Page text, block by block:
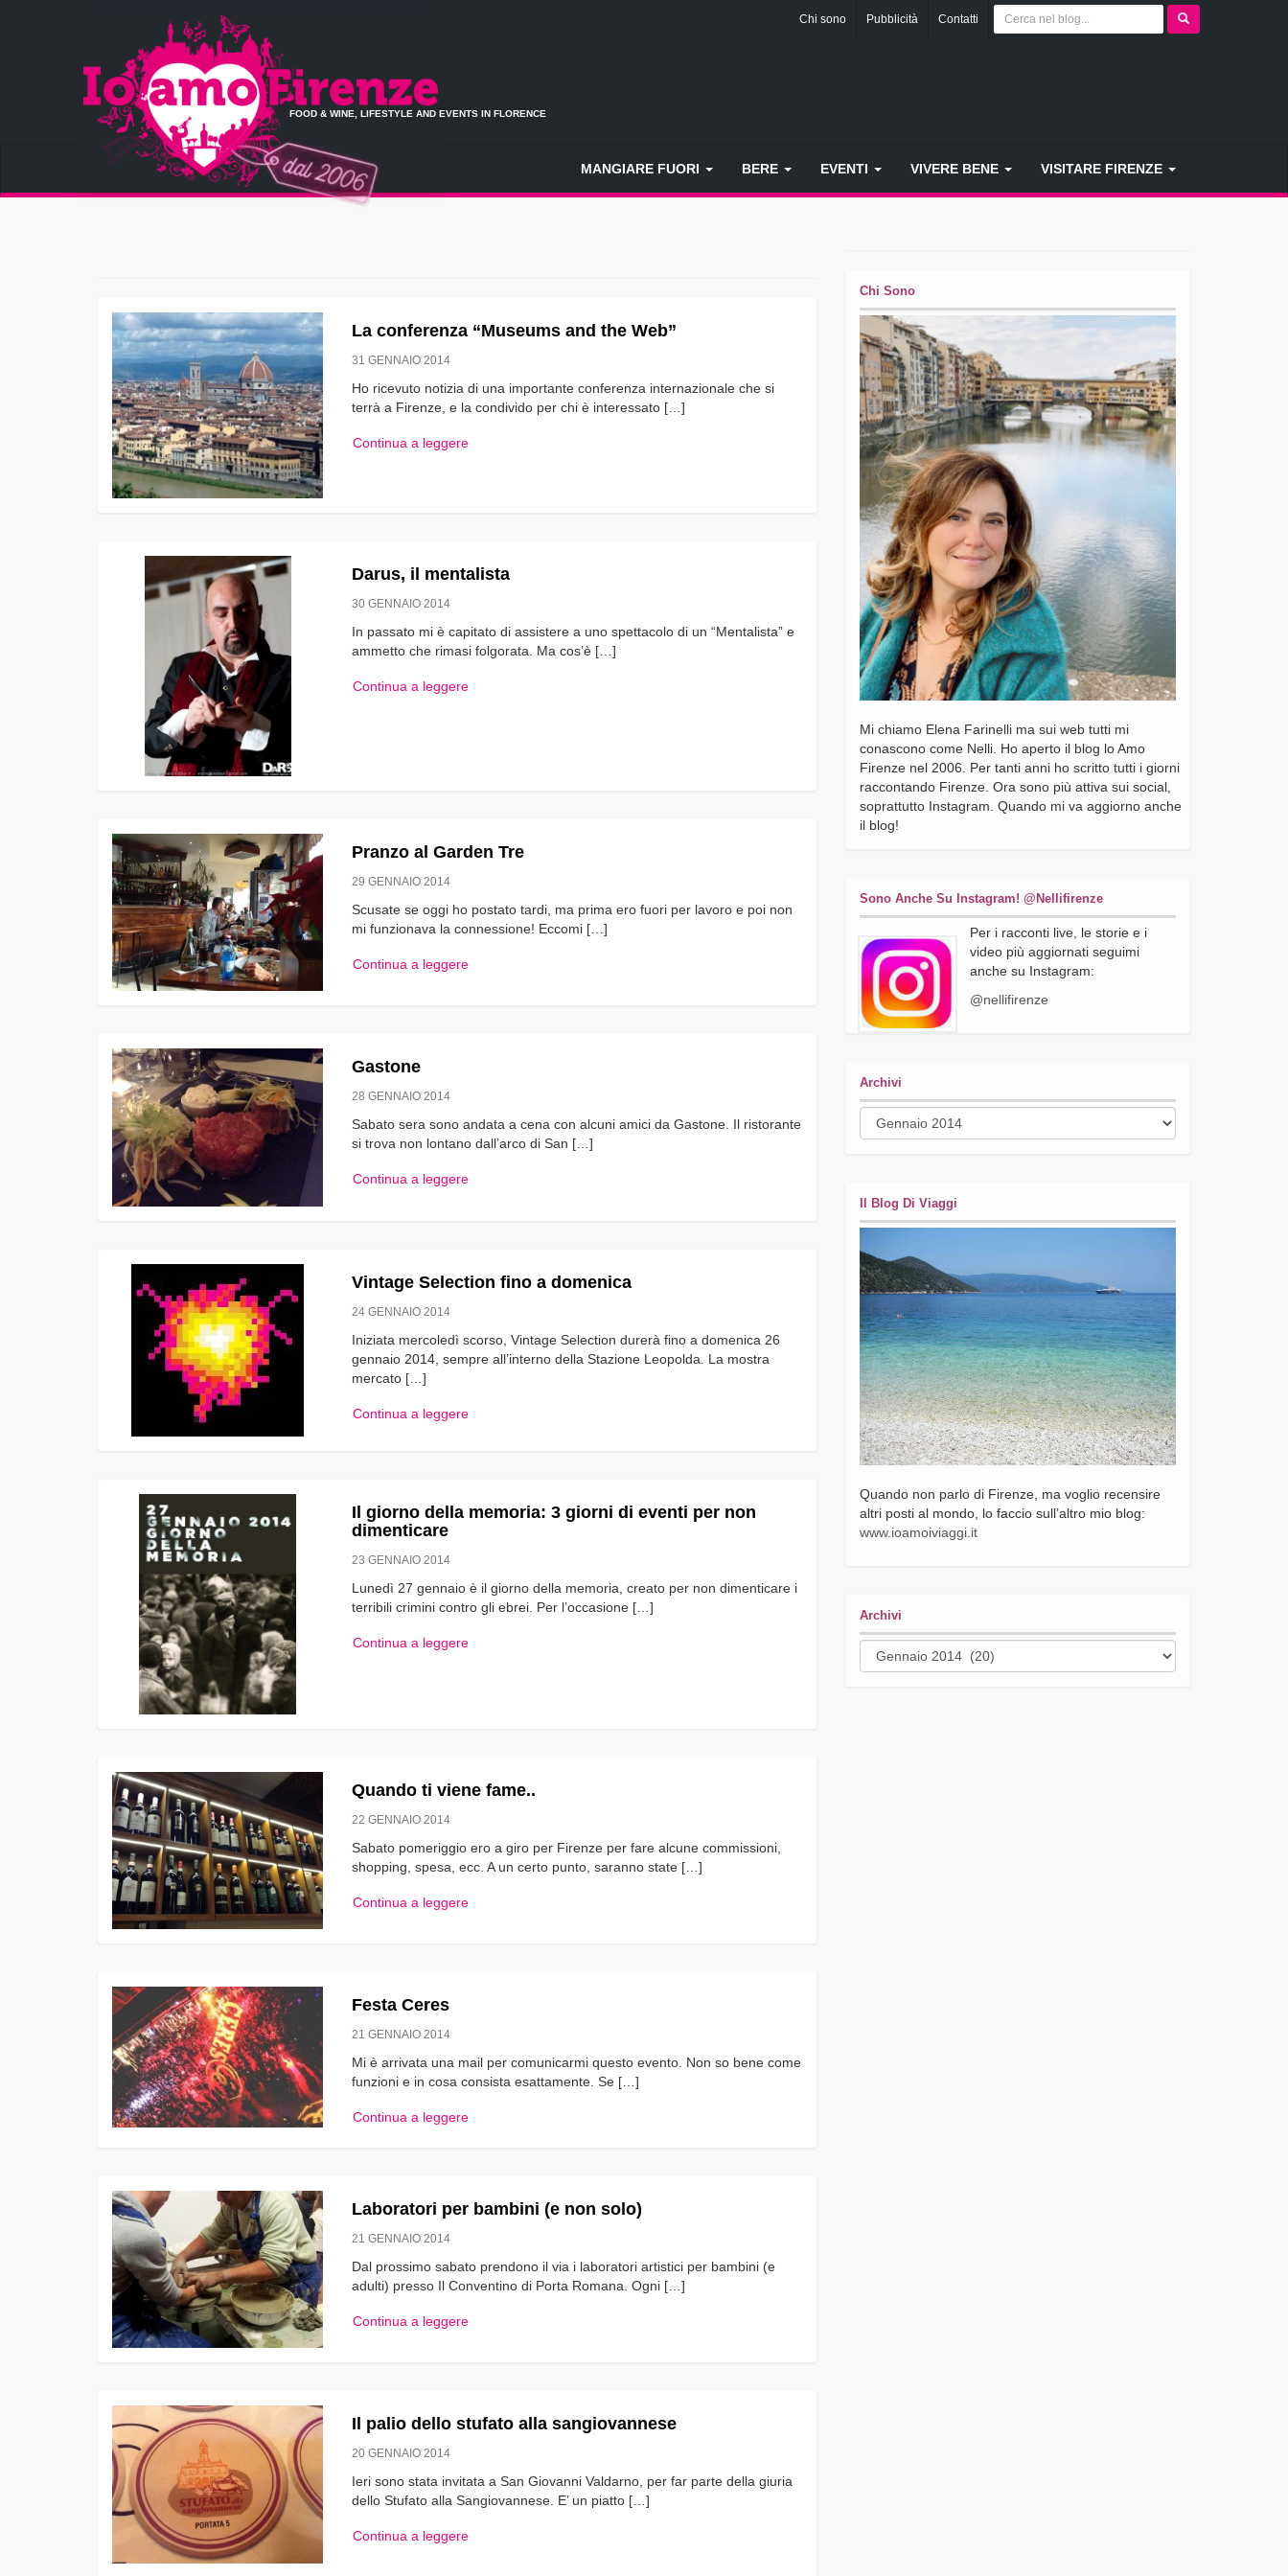
Chi sono Pubblicità Contatti
FOOD & WINE, LIFESTYLE AND EVENTS IN FLORENCE
MANGIARE FUORI BERE EVENTI VIVERE BENE VISITARE FIRENZE
La conferenza “Museums and the Web”
31 GENNAIO 2014
Ho ricevuto notizia di una importante conferenza internazionale che si
terrà a Firenze, e la condivido per chi è interessato […]
Continua a leggere
Darus, il mentalista
30 GENNAIO 2014
In passato mi è capitato di assistere a uno spettacolo di un “Mentalista” e
ammetto che rimasi folgorata. Ma cos’è […]
Continua a leggere
Pranzo al Garden Tre
29 GENNAIO 2014
Scusate se oggi ho postato tardi, ma prima ero fuori per lavoro e poi non
mi funzionava la connessione! Eccomi […]
Continua a leggere
Gastone
28 GENNAIO 2014
Sabato sera sono andata a cena con alcuni amici da Gastone. Il ristorante
si trova non lontano dall’arco di San […]
Continua a leggere
Vintage Selection fino a domenica
24 GENNAIO 2014
Iniziata mercoledì scorso, Vintage Selection durerà fino a domenica 26
gennaio 2014, sempre all’interno della Stazione Leopolda. La mostra
mercato […]
Continua a leggere
Il giorno della memoria: 3 giorni di eventi per non
dimenticare
23 GENNAIO 2014
Lunedì 27 gennaio è il giorno della memoria, creato per non dimenticare i
terribili crimini contro gli ebrei. Per l’occasione […]
Continua a leggere
Quando ti viene fame..
22 GENNAIO 2014
Sabato pomeriggio ero a giro per Firenze per fare alcune commissioni,
shopping, spesa, ecc. A un certo punto, saranno state […]
Continua a leggere
Festa Ceres
21 GENNAIO 2014
Mi è arrivata una mail per comunicarmi questo evento. Non so bene come
funzioni e in cosa consista esattamente. Se […]
Continua a leggere
Laboratori per bambini (e non solo)
21 GENNAIO 2014
Dal prossimo sabato prendono il via i laboratori artistici per bambini (e
adulti) presso Il Conventino di Porta Romana. Ogni […]
Continua a leggere
Il palio dello stufato alla sangiovannese
20 GENNAIO 2014
Ieri sono stata invitata a San Giovanni Valdarno, per far parte della giuria
dello Stufato alla Sangiovannese. E’ un piatto […]
Continua a leggere
Chi Sono
Mi chiamo Elena Farinelli ma sui web tutti mi
conascono come Nelli. Ho aperto il blog lo Amo
Firenze nel 2006. Per tanti anni ho scritto tutti i giorni
raccontando Firenze. Ora sono più attiva sui social,
soprattutto Instagram. Quando mi va aggiorno anche
il blog!
Sono Anche Su Instagram! @nellifirenze
Per i racconti live, le storie e i
video più aggiornati seguimi
anche su Instagram:
@nellifirenze
Archivi
Archivi
Il Blog Di Viaggi
Quando non parlo di Firenze, ma voglio recensire
altri posti al mondo, lo faccio sull’altro mio blog:
www.ioamoiviaggi.it
Archivi
Archivi